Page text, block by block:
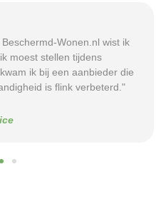
Wonen.nl wist ik
moest stellen tijdens
ik bij een aanbieder die
is flink verbeterd."